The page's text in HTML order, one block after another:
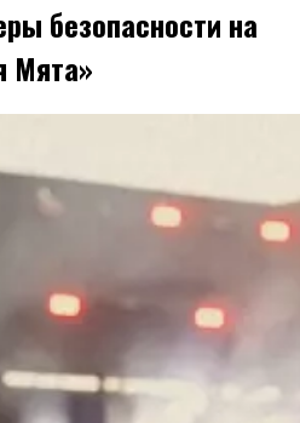
безопасности на
Мята»